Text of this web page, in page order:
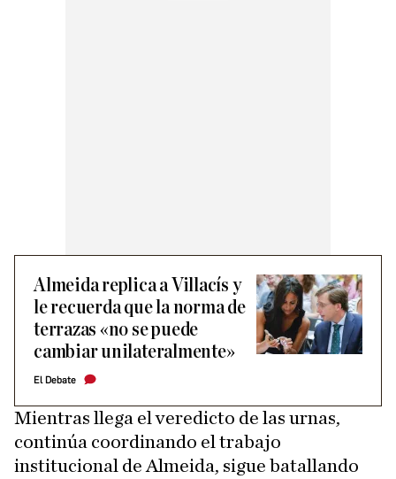
Almeida replica a Villacís y
le recuerda que la norma de
terrazas «no se puede
cambiar unilateralmente»
El Debate
Mientras llega el veredicto de las urnas,
continúa coordinando el trabajo
institucional de Almeida, sigue batallando